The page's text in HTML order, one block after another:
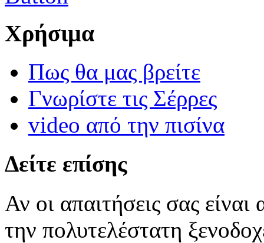
Χρήσιμα
Πως θα μας βρείτε
Γνωρίστε τις Σέρρες
video από την πισίνα
Δείτε επίσης
Αν οι απαιτήσεις σας
την πολυτελέστατη